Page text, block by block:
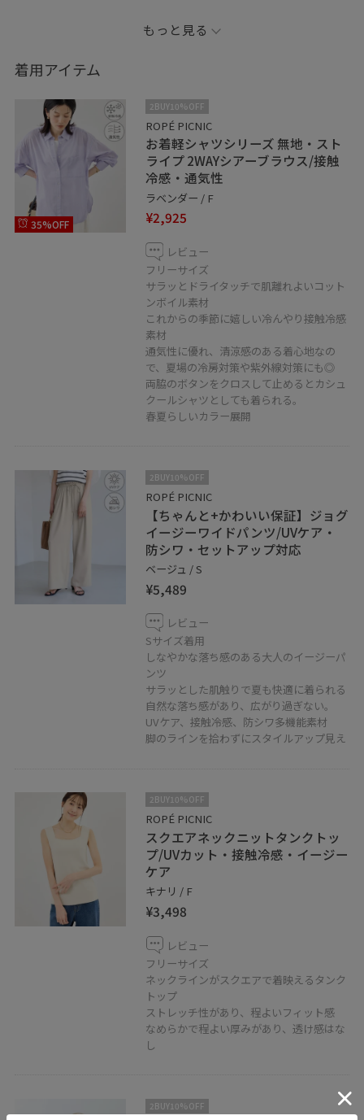
______________________________________________
インスタグラムには日々のスタイリングやプライベート
の私服も載せています。
ぜひインスタフォローお願いします。
Instagram▶︎@___hato___
もっと見る
着用アイテム
35%OFF
2BUY10%OFF
ROPÉ PICNIC
お着軽シャツシリーズ 無地・スト
ライプ 2WAYシアーブラウス/接触
冷感・通気性
ラベンダー / F
¥2,925
レビュー
フリーサイズ
サラッとドライタッチで肌離れよいコット
ンボイル素材
これからの季節に嬉しい冷んやり接触冷感
素材
通気性に優れ、清涼感のある着心地なの
で、夏場の冷房対策や紫外線対策にも◎
両脇のボタンをクロスして止めるとカシュ
クールシャツとしても着られる。
春夏らしいカラー展開
2BUY10%OFF
ROPÉ PICNIC
【ちゃんと+かわいい保証】ジョグ
イージーワイドパンツ/UVケア・
防シワ・セットアップ対応
ベージュ / S
¥5,489
レビュー
Sサイズ着用
しなやかな落ち感のある大人のイージーパ
ンツ
サラッとした肌触りで夏も快適に着られる
自然な落ち感があり、広がり過ぎない。
UVケア、接触冷感、防シワ多機能素材
脚のラインを拾わずにスタイルアップ見え
2BUY10%OFF
ROPÉ PICNIC
スクエアネックニットタンクトッ
プ/UVカット・接触冷感・イージー
ケア
キナリ / F
¥3,498
レビュー
フリーサイズ
ネックラインがスクエアで着映えるタンク
トップ
ストレッチ性があり、程よいフィット感
なめらかで程よい厚みがあり、透け感はな
し
2BUY10%OFF